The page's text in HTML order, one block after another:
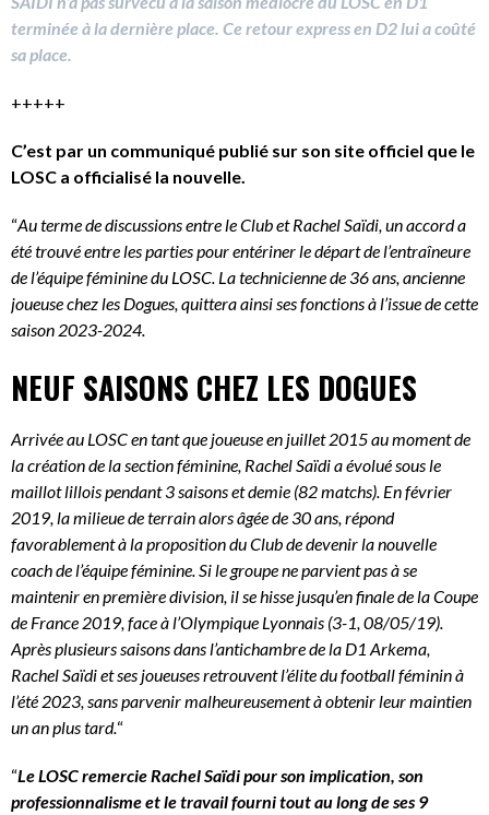
terminée à la dernière place. Ce retour express en D2 lui a coûté
sa place.
+++++
C’est par un communiqué publié sur son site officiel que le
LOSC a officialisé la nouvelle.
“Au terme de discussions entre le Club et Rachel Saïdi, un accord a
été trouvé entre les parties pour entériner le départ de l’entraîneure
de l’équipe féminine du LOSC. La technicienne de 36 ans, ancienne
joueuse chez les Dogues, quittera ainsi ses fonctions à l’issue de cette
saison 2023-2024.
NEUF SAISONS CHEZ LES DOGUES
Arrivée au LOSC en tant que joueuse en juillet 2015 au moment de
la création de la section féminine, Rachel Saïdi a évolué sous le
maillot lillois pendant 3 saisons et demie (82 matchs). En février
2019, la milieue de terrain alors âgée de 30 ans, répond
favorablement à la proposition du Club de devenir la nouvelle
coach de l’équipe féminine. Si le groupe ne parvient pas à se
maintenir en première division, il se hisse jusqu’en finale de la Coupe
de France 2019, face à l’Olympique Lyonnais (3-1, 08/05/19).
Après plusieurs saisons dans l’antichambre de la D1 Arkema,
Rachel Saïdi et ses joueuses retrouvent l’élite du football féminin à
l’été 2023, sans parvenir malheureusement à obtenir leur maintien
un an plus tard.“
“Le LOSC remercie Rachel Saïdi pour son implication, son
professionnalisme et le travail fourni tout au long de ses 9